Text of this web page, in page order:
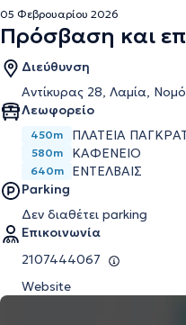
05 Φεβρουαρίου 2026
Πρόσβαση και
Διεύθυνση
Αντίκυρας 28, Λαμία,
Λεωφορείο
450m ΠΛΑΤΕΙΑ
580m ΚΑΦΕΝΕΙΟ
640m
ΕΝΤΕΛΒΑΙΣ
Parking
Δεν διαθέτει parking
Επικοινωνία
2107444067
Website